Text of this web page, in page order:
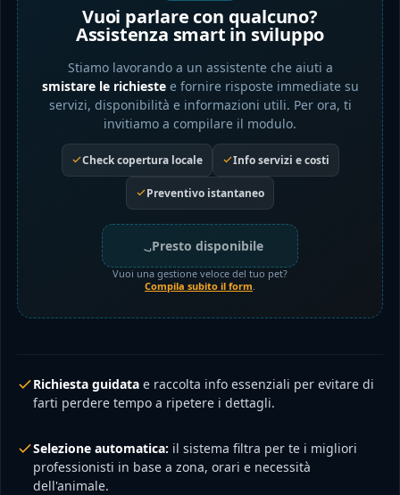
Vuoi parlare con qualcuno?
Assistenza smart in sviluppo
Stiamo lavorando a un assistente che aiuti a
smistare le richiestee fornire risposte immediate su
servizi, disponibilità e informazioni utili. Per ora, ti
invitiamo a compilare il modulo.
Check copertura locale Info servizi e costi
Preventivo istantaneo
Presto disponibile
Vuoi una gestione veloce del tuo pet?
Compila subito il form
Richiesta guidata e raccolta info essenziali per evitare di
farti perdere tempo a ripetere i dettagli.
Selezione automatica: il sistema filtra per te i migliori
professionisti in base a zona, orari e necessità
dell'animale.